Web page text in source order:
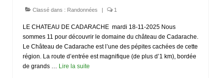
Classé dans : Randonnées | 1
LE CHATEAU DE CADARACHE mardi 18-11-2025 Nous
sommes 11 pour découvrir le domaine du château de Cadarache.
Le Château de Cadarache est l’une des pépites cachées de cette
région. La route d’entrée est magnifique (de plus d’1 km), bordée
de grands … Lire la suite­­